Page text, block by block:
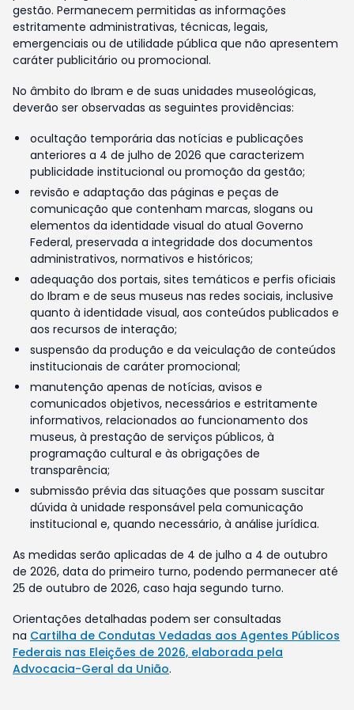
gestão. Permanecem permitidas as informações
estritamente administrativas, técnicas, legais,
emergenciais ou de utilidade pública que não apresentem
caráter publicitário ou promocional.
No âmbito do Ibram e de suas unidades museológicas,
deverão ser observadas as seguintes providências:
ocultação temporária das notícias e publicações
anteriores a 4 de julho de 2026 que caracterizem
publicidade institucional ou promoção da gestão;
revisão e adaptação das páginas e peças de
comunicação que contenham marcas, slogans ou
elementos da identidade visual do atual Governo
Federal, preservada a integridade dos documentos
administrativos, normativos e históricos;
adequação dos portais, sites temáticos e perfis oficiais
do Ibram e de seus museus nas redes sociais, inclusive
quanto à identidade visual, aos conteúdos publicados e
aos recursos de interação;
suspensão da produção e da veiculação de conteúdos
institucionais de caráter promocional;
manutenção apenas de notícias, avisos e
comunicados objetivos, necessários e estritamente
informativos, relacionados ao funcionamento dos
museus, à prestação de serviços públicos, à
programação cultural e às obrigações de
transparência;
submissão prévia das situações que possam suscitar
dúvida à unidade responsável pela comunicação
institucional e, quando necessário, à análise jurídica.
As medidas serão aplicadas de 4 de julho a 4 de outubro
de 2026, data do primeiro turno, podendo permanecer até
25 de outubro de 2026, caso haja segundo turno.
Orientações detalhadas podem ser consultadas
na Cartilha de Condutas Vedadas aos Agentes Públicos
Federais nas Eleições de 2026, elaborada pela
Advocacia-Geral da União.